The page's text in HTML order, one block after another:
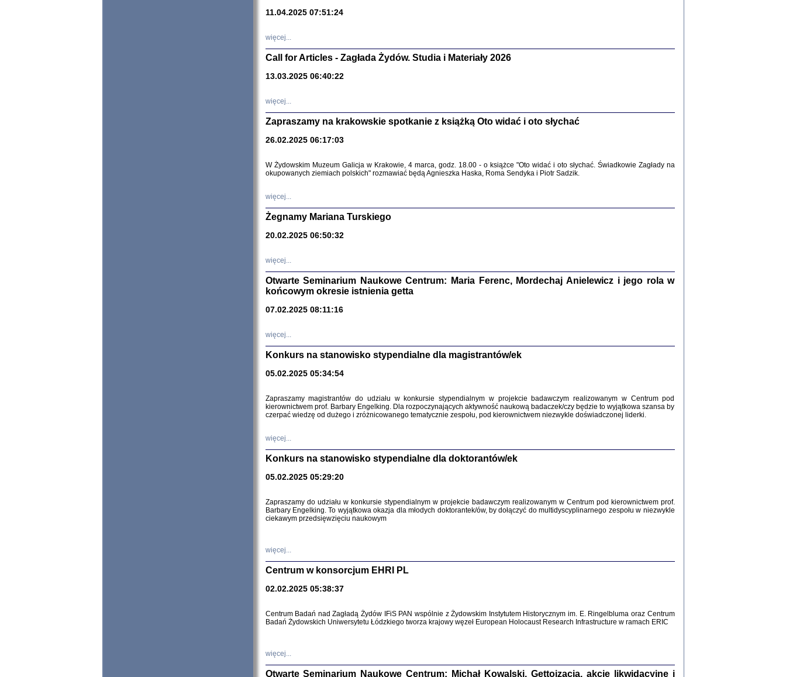
Warszawa 2017
Pisma Kopla i Mirki Piżyców o życiu w getcie i okupowanej
Warszawie
Warszawa 2016
SZCZĘŚCIE JEST POSIADAĆ DOM POD ZIEMIĄ ...
11.04.2025 07:51:24
więcej...
Call for Articles - Zagłada Żydów. Studia i Materiały 2026
13.03.2025 06:40:22
więcej...
Zapraszamy na krakowskie spotkanie z książką Oto widać i oto słychać
26.02.2025 06:17:03
W Żydowskim Muzeum Galicja w Krakowie, 4 marca, godz. 18.00 - o książce "Oto widać i oto słychać. Świadkowie Zagłady na
okupowanych ziemiach polskich" rozmawiać będą Agnieszka Haska, Roma Sendyka i Piotr Sadzik.
więcej...
Żegnamy Mariana Turskiego
20.02.2025 06:50:32
więcej...
Otwarte Seminarium Naukowe Centrum: Maria Ferenc, Mordechaj Anielewicz i jego rola w
końcowym okresie istnienia getta
07.02.2025 08:11:16
więcej...
Konkurs na stanowisko stypendialne dla magistrantów/ek
05.02.2025 05:34:54
Zapraszamy magistrantów do udziału w konkursie stypendialnym w projekcie badawczym realizowanym w Centrum pod
kierownictwem prof. Barbary Engelking. Dla rozpoczynających aktywność naukową badaczek/czy będzie to wyjątkowa szansa by
czerpać wiedzę od dużego i zróżnicowanego tematycznie zespołu, pod kierownictwem niezwykle doświadczonej liderki.
więcej...
Konkurs na stanowisko stypendialne dla doktorantów/ek
05.02.2025 05:29:20
Zapraszamy do udziału w konkursie stypendialnym w projekcie badawczym realizowanym w Centrum pod kierownictwem prof.
Barbary Engelking. To wyjątkowa okazja dla młodych doktorantek/ów, by dołączyć do multidyscyplinarnego zespołu w niezwykle
ciekawym przedsięwzięciu naukowym
więcej...
Centrum w konsorcjum EHRI PL
02.02.2025 05:38:37
Centrum Badań nad Zagładą Żydów IFiS PAN wspólnie z Żydowskim Instytutem Historycznym im. E. Ringelbluma oraz Centrum
Badań Żydowskich Uniwersytetu Łódzkiego tworza krajowy węzeł European Holocaust Research Infrastructure w ramach ERIC
więcej...
Otwarte Seminarium Naukowe Centrum: Michał Kowalski, Gettoizacja, akcje likwidacyjne i